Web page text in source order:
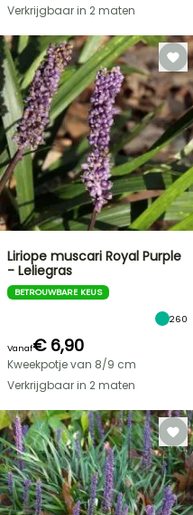
FLASH-
SALES
TOT
Verkrijgbaar in 2 maten
Liriope muscari Royal Purple
- Leliegras
BETROUWBARE KEUS
260
Vanaf€ 6,90
Kweekpotje van 8/9 cm
Verkrijgbaar in 2 maten